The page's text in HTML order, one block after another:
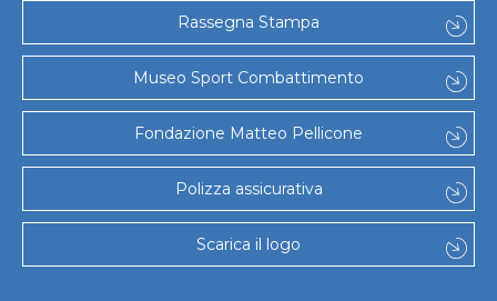
Albi Federali
Arbitri
Lotta
La disciplina
News
Gare e Risultati
Attività Didattica
Albi Federali
Karate
La disciplina
News
Gare e Risultati
Rassegna Stampa
Museo Sport Combattimento
Fondazione Matteo Pellicone
Polizza assicurativa
Scarica il logo